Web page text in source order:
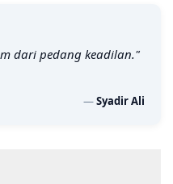
dari pedang keadilan."
—Syadir Ali